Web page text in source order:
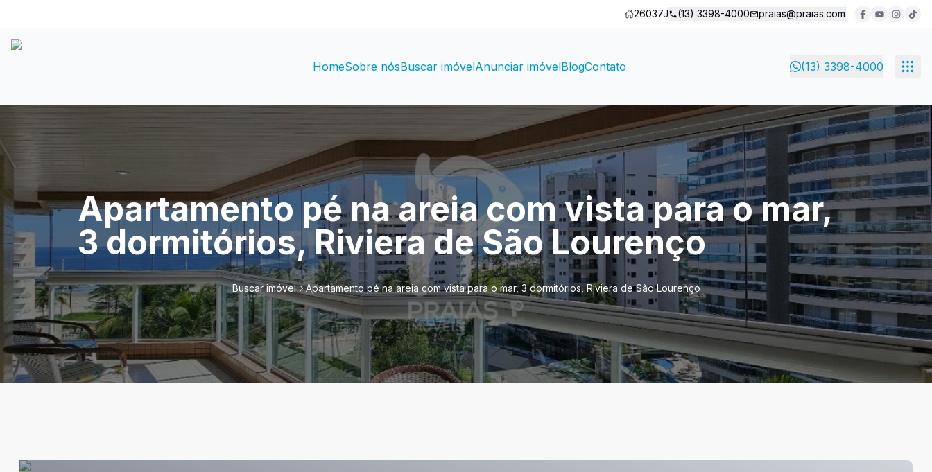
26037J (13) 3398-4000 praias@praias.com
HomeSobre nósBuscar imóvelAnunciar imóvelBlogContato (13) 3398-4000
Apartamento pé na areia com vista para o mar,
3 dormitórios, Riviera de São Lourenço
Buscar imóvel Apartamento pé na areia com vista para o mar, 3 dormitórios, Riviera de São Lourenço